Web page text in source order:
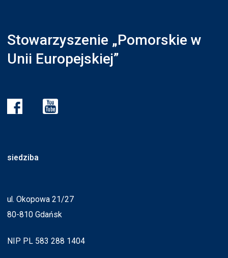
Stowarzyszenie „Pomorskie w
Unii Europejskiej”
siedziba
ul. Okopowa 21/27
80-810 Gdańsk
NIP PL 583 288 1404